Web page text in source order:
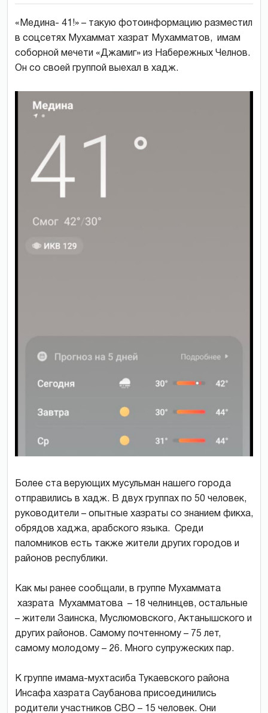
«Медина- 41!» – такую фотоинформацию разместил
в соцсетях Мухаммат хазрат Мухамматов, имам
соборной мечети «Джамиг» из Набережных Челнов.
Он со своей группой выехал в хадж.
Более ста верующих мусульман нашего города
отправились в хадж. В двух группах по 50 человек,
руководители – опытные хазраты со знанием фикха,
обрядов хаджа, арабского языка. Среди
паломников есть также жители других городов и
районов республики.
Как мы ранее сообщали, в группе Мухаммата
хазрата Мухамматова – 18 челнинцев, остальные
– жители Заинска, Муслюмовского, Актанышского и
других районов. Самому почтенному – 75 лет,
самому молодому – 26. Много супружеских пар.
К группе имама-мухтасиба Тукаевского района
Инсафа хазрата Саубанова присоединились
родители участников СВО – 15 человек. Они